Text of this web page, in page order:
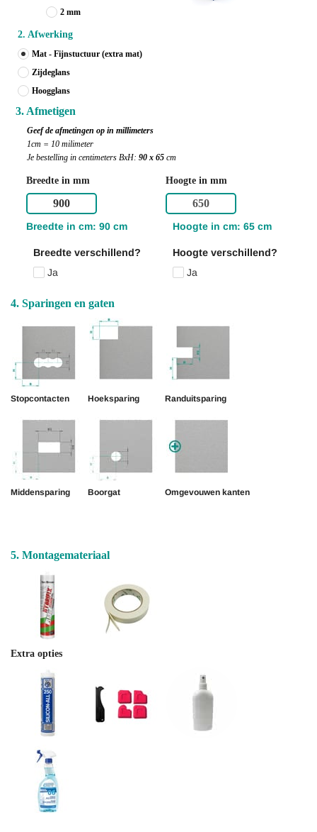
2 mm
2. Afwerking
Mat - Fijnstuctuur (extra mat)
Zijdeglans
Hoogglans
3. Afmetigen
Geef de afmetingen op in millimeters
1cm = 10 milimeter
Je bestelling in centimeters BxH: 90 x 65 cm
Breedte in mm
Breedte in cm: 90 cm
Breedte verschillend?
Ja
Hoogte in mm
Hoogte in cm: 65 cm
Hoogte verschillend?
Ja
4. Sparingen en gaten
Stopcontacten Hoeksparing Randuitsparing
Middensparing Boorgat Omgevouwen kanten
5. Montagemateriaal
Extra opties